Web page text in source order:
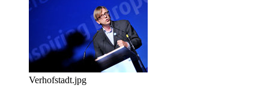
Verhofstadt.jpg